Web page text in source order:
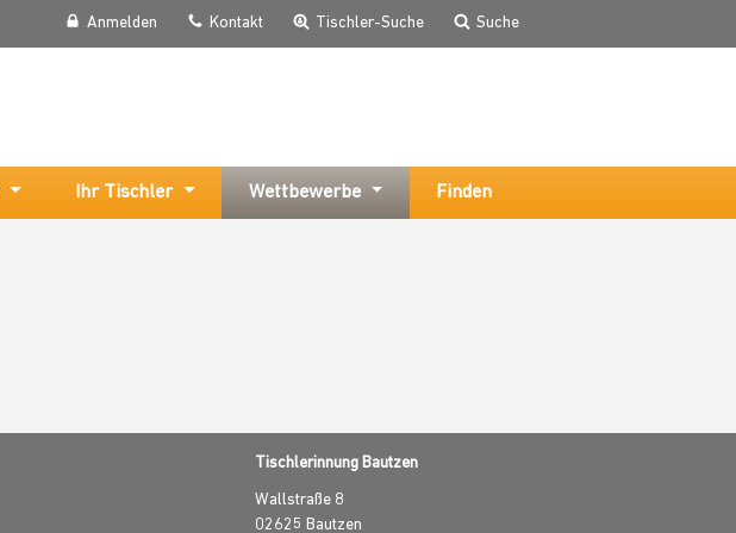
Anmelden Kontakt Tischler-Suche Suche
Ihr Tischler Wettbewerbe Finden
Tischlerinnung Bautzen
Wallstraße 8
02625 Bautzen